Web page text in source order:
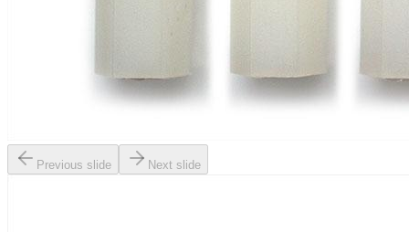
Previous slide Next slide